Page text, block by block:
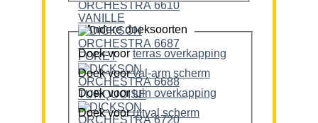
Andere doeksoorten
Doek voor terras overkapping
Doek voor
val-arm scherm
Doek voor
tuin overkapping
Doek voor
uitval scherm